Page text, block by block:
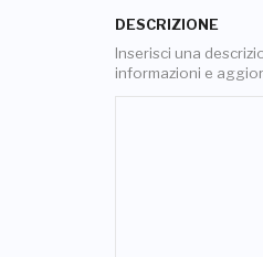
DESCRIZIONE
Inserisci una
informazioni e